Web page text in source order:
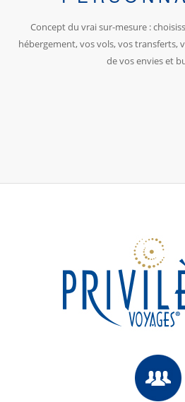
Concept du vrai sur-mesure :
hébergement, vos vols, vos transferts,
de vos envies et